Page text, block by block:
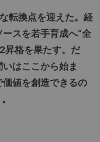
転換点を迎えた。経
スを若手育成へ“全
昇格を果たす。だ
はここから始ま
値を創造できるの